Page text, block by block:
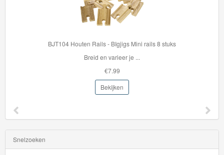
BJT104 Houten Rails - BIgjigs Mini rails 8 stuks
Breid en varieer je ...
€7.99
Bekijken
Snelzoeken